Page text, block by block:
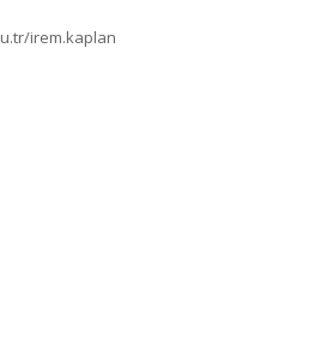
irem.kaplan